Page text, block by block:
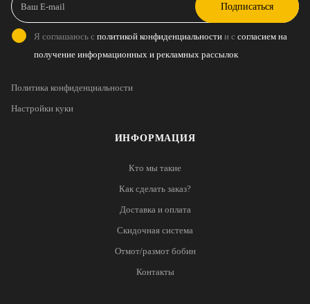
ИНФОРМАЦИЯ
Кто мы такие
Как сделать заказ?
Доставка и оплата
Скидочная система
Отмот/размот бобин
Контакты
Подписаться
Я соглашаюсь с политикой конфиденциальности и с согласием на
получение информационных и рекламных рассылок
Политика конфиденциальности
Настройки куки